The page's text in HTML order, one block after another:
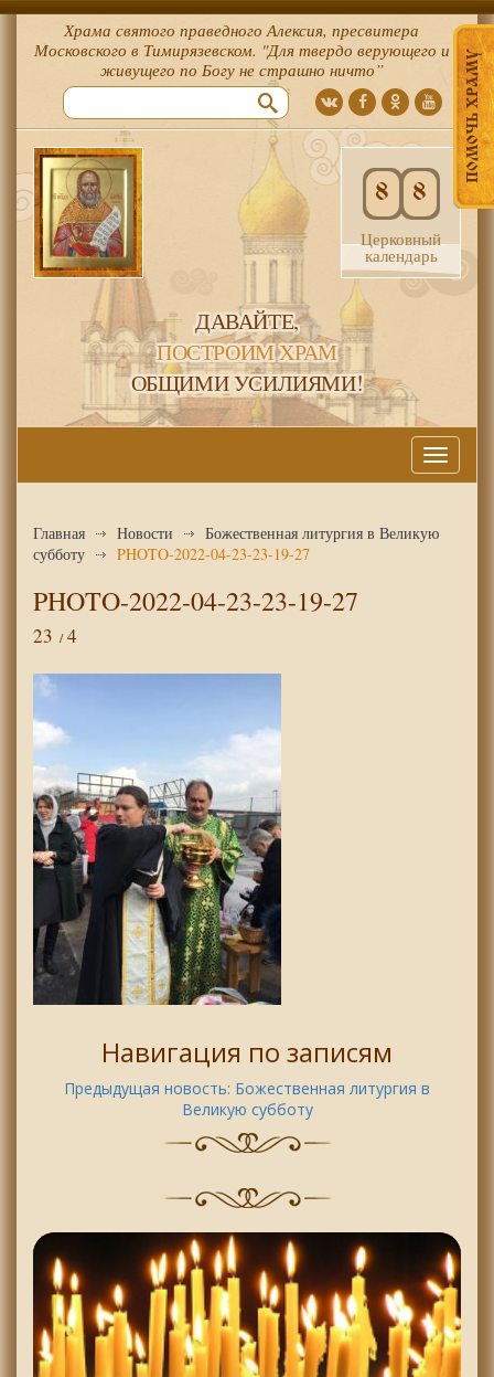
ПОМОЧЬ ХРАМУ
Храма святого праведного Алексия, пресвитера
Московского в Тимирязевском. "Для твердо верующего и
живущего по Богу не страшно ничто”
8 8
Церковный
календарь
ДАВАЙТЕ,
ПОСТРОИМ ХРАМ
ОБЩИМИ УСИЛИЯМИ!
Меню
Главная Новости
Божественная литургия в Великую
субботу
PHOTO-2022-04-23-23-19-27
PHOTO-2022-04-23-23-19-27
23 4
Навигация по записям
Предыдущая новость: Божественная литургия в
Великую субботу